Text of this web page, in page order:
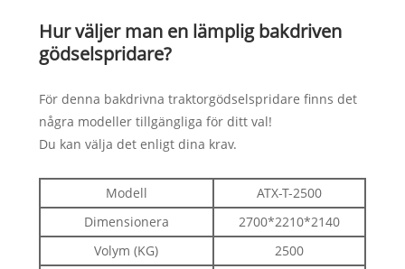
Hur väljer man en lämplig bakdriven
gödselspridare?
För denna bakdrivna traktorgödselspridare finns det
några modeller tillgängliga för ditt val!
Du kan välja det enligt dina krav.
Modell
ATX-T-2500
Dimensionera
2700*2210*2140
Volym (KG)
2500